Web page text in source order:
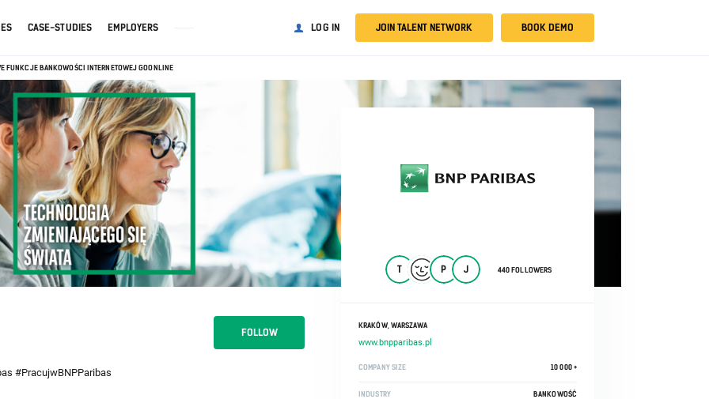
CASE-STUDIES EMPLOYERS LOG IN JOIN TALENT NETWORK BOOK DEMO
FUNKCJE BANKOWOŚCI INTERNETOWEJ GOONLINE
#PracujwBNPParibas
FOLLOW
T P J 440 FOLLOWERS
KRAKÓW, WARSZAWA
www.bnpparibas.pl
COMPANY SIZE 10 000 +
INDUSTRY BANKOWOŚĆ